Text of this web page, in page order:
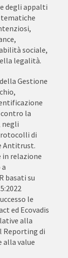
degli appalti
sociale,
legalità.
Gestione
la
negli
di
Antitrust.
in relazione
basati su
le
ed Ecovadis
alla
Reporting di
value